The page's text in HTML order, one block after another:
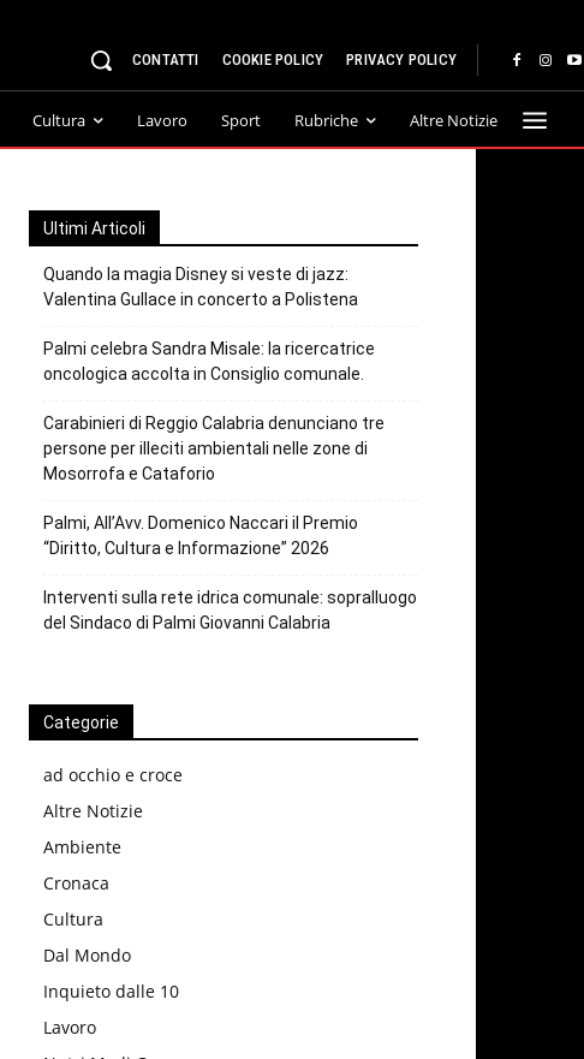
CONTATTI COOKIE POLICY PRIVACY POLICY
Cultura Lavoro Sport Rubriche Altre Notizie
Ultimi Articoli
Quando la magia Disney si veste di jazz:
Valentina Gullace in concerto a Polistena
Palmi celebra Sandra Misale: la ricercatrice
oncologica accolta in Consiglio comunale.
Carabinieri di Reggio Calabria denunciano tre
persone per illeciti ambientali nelle zone di
Mosorrofa e Cataforio
Palmi, All’Avv. Domenico Naccari il Premio
“Diritto, Cultura e Informazione” 2026
Interventi sulla rete idrica comunale: sopralluogo
del Sindaco di Palmi Giovanni Calabria
Categorie
ad occhio e croce
Altre Notizie
Ambiente
Cronaca
Cultura
Dal Mondo
Inquieto dalle 10
Lavoro